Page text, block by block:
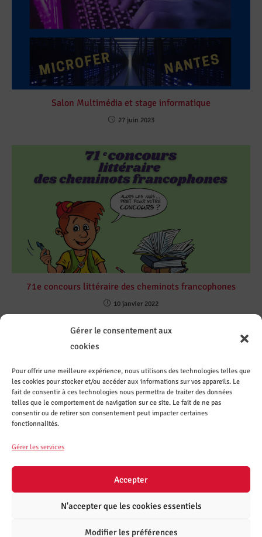
Gérer le consentement aux
cookies
Pour offrir une meilleure expérience, nous utilisons des technologies telles que
les cookies pour stocker et/ou accéder aux informations sur vos appareils. Le
fait de consentir à ces technologies nous permettra de traiter des données
telles que le comportement de navigation sur ce site. Le fait de ne pas
consentir ou de retirer son consentement peut impacter certaines
fonctionnalités.
Gérer les services
Accepter
N'accepter que les cookies essentiels
Modifier les préférences
Salon Multimédia et stage informatique
27 juin 2023
71e concours littéraire des cheminots francophones
10 janvier 2022
Contact
ez le
CASI de
Nantes
Sur les
réseaux
sociaux
Recevez
les
actuali
tés par
mail
mailing-
Le CASI
recrute
Mentions légales RGPD Cookies